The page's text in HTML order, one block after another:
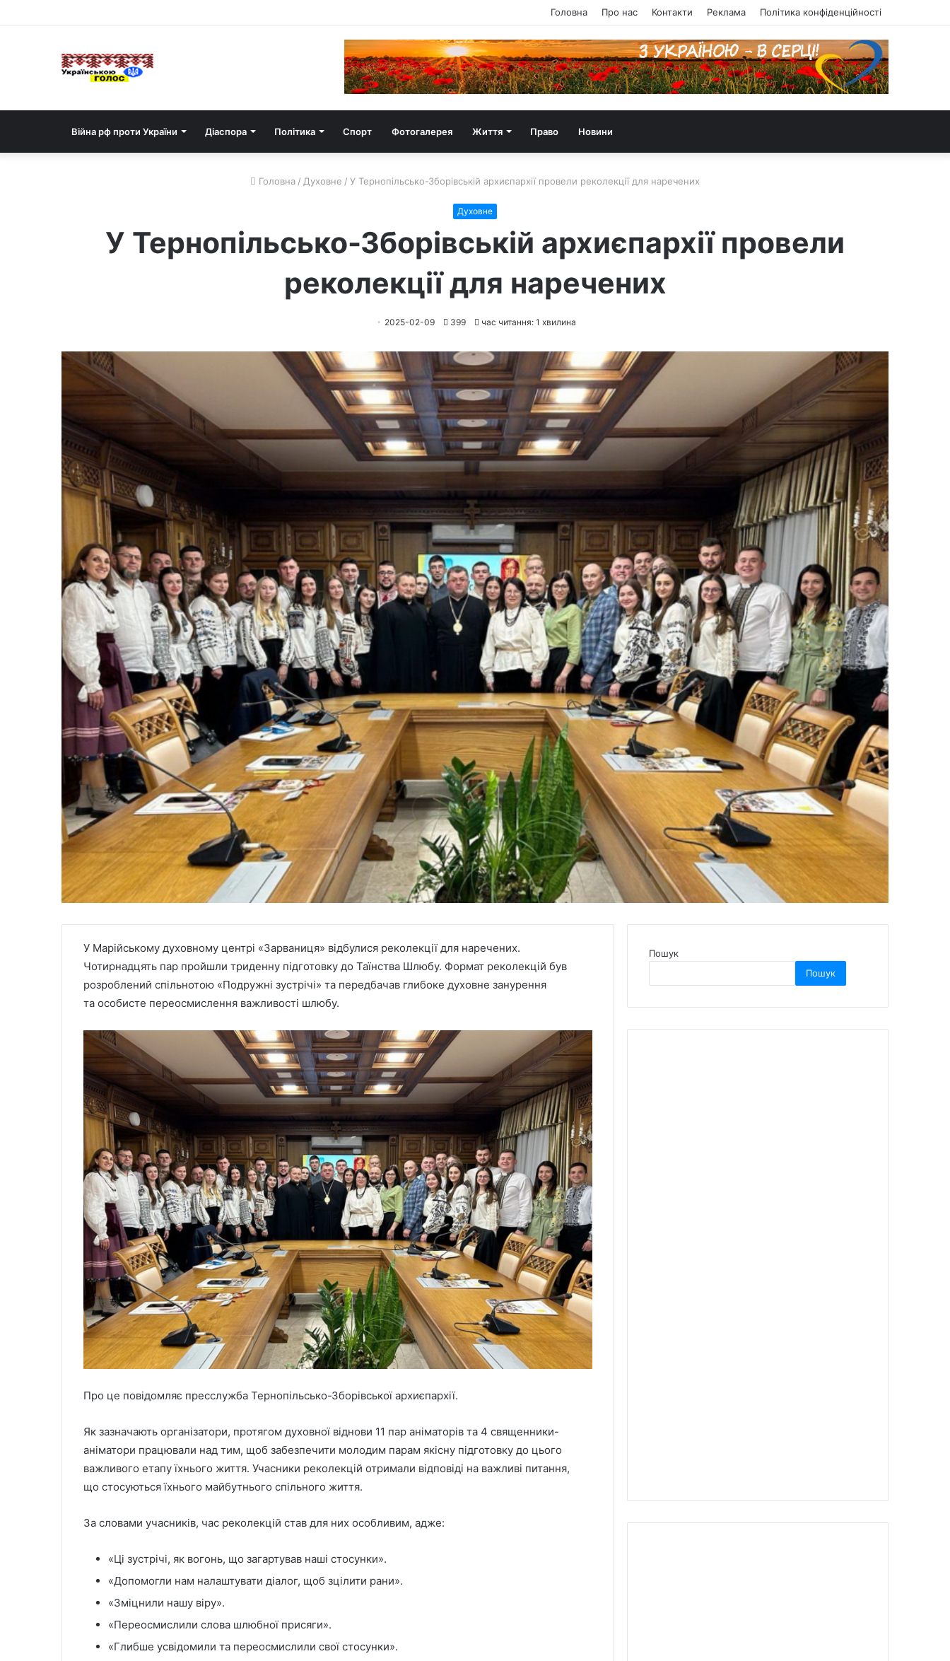
Головна Про нас Контакти Реклама Політика конфіденційності
Війна рф проти України Діаспора Політика Спорт Фотогалерея Життя Право Новини
Головна / Духовне / У Тернопільсько-Зборівській архиєпархії провели реколекції для наречених
Духовне
У Тернопільсько-Зборівській архиєпархії провели
реколекції для наречених
2025-02-09 399 час читання: 1 хвилина
У Марійському духовному центрі «Зарваниця» відбулися реколекції для наречених.
Чотирнадцять пар пройшли триденну підготовку до Таїнства Шлюбу. Формат реколекцій був
розроблений спільнотою «Подружні зустрічі» та передбачав глибоке духовне занурення
та особисте переосмислення важливості шлюбу.
Про це повідомляє пресслужба Тернопільсько-Зборівської архиєпархії.
Як зазначають організатори, протягом духовної віднови 11 пар аніматорів та 4 священники-
аніматори працювали над тим, щоб забезпечити молодим парам якісну підготовку до цього
важливого етапу їхнього життя. Учасники реколекцій отримали відповіді на важливі питання,
що стосуються їхнього майбутнього спільного життя.
За словами учасників, час реколекцій став для них особливим, адже:
«Ці зустрічі, як вогонь, що загартував наші стосунки».
«Допомогли нам налаштувати діалог, щоб зцілити рани».
«Зміцнили нашу віру».
«Переосмислили слова шлюбної присяги».
«Глибше усвідомили та переосмислили свої стосунки».
Пошук
Пошук